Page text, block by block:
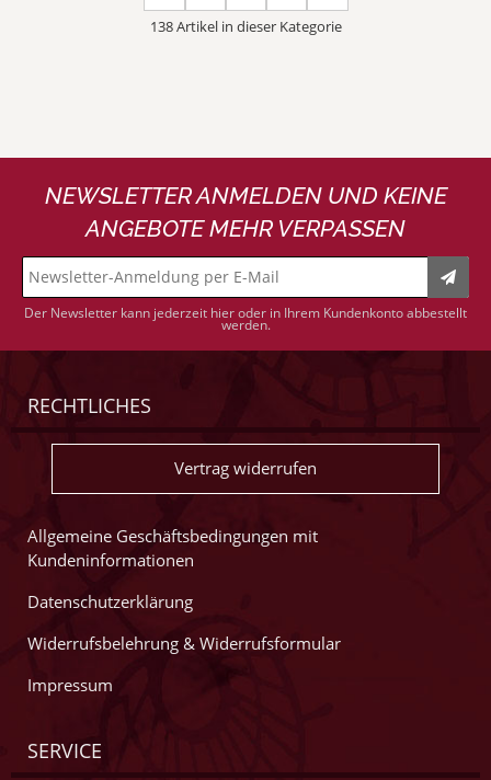
138 Artikel in dieser Kategorie
NEWSLETTER ANMELDEN UND KEINE
ANGEBOTE MEHR VERPASSEN
Der Newsletter kann jederzeit hier oder in Ihrem Kundenkonto abbestellt
werden.
RECHTLICHES
Vertrag widerrufen
Allgemeine Geschäftsbedingungen mit
Kundeninformationen
Datenschutzerklärung
Widerrufsbelehrung & Widerrufsformular
Impressum
SERVICE